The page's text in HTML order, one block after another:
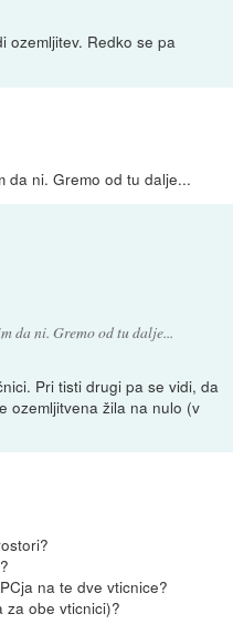
ozemljitev. Redko se pa
da ni. Gremo od tu dalje...
da ni. Gremo od tu dalje...
Pri tisti drugi pa se vidi, da
ozemljitvena žila na nulo (v
na te dve vticnice?
za obe vticnici)?